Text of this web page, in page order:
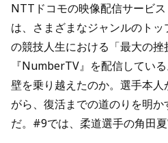
NTTドコモの映像配信サービ
は、さまざまなジャンルのト
の競技人生における「最大の挫
『NumberTV』を配信してい
壁を乗り越えたのか。選手本
がら、復活までの道のりを明
だ。#9では、柔道選手の角田夏